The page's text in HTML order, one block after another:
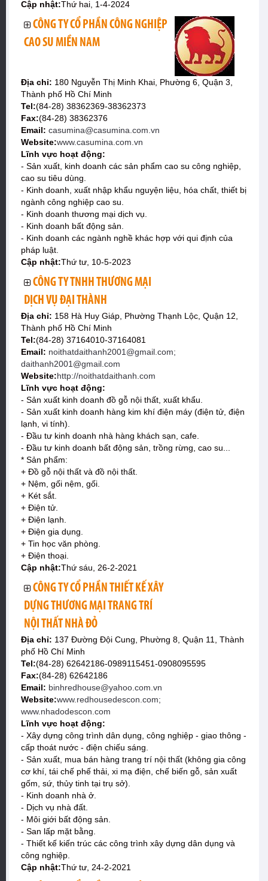
Cập nhật:Thứ hai, 1-4-2024
CÔNG TY CỔ PHẦN CÔNG NGHIỆP
CAO SU MIỀN NAM
Địa chỉ: 180 Nguyễn Thị Minh Khai, Phường 6, Quận 3,
Thành phố Hồ Chí Minh
Tel:(84-28) 38362369-38362373
Fax:(84-28) 38362376
Email: casumina@casumina.com.vn
Website:www.casumina.com.vn
Lĩnh vực hoạt động:
- Sản xuất, kinh doanh các sản phẩm cao su công nghiệp,
cao su tiêu dùng.
- Kinh doanh, xuất nhập khẩu nguyện liệu, hóa chất, thiết bị
ngành công nghiệp cao su.
- Kinh doanh thương mại dịch vụ.
- Kinh doanh bất động sản.
- Kinh doanh các ngành nghề khác hợp với qui định của
pháp luật.
Cập nhật:Thứ tư, 10-5-2023
CÔNG TY TNHH THƯƠNG MẠI
DỊCH VỤ ĐẠI THÀNH
Địa chỉ: 158 Hà Huy Giáp, Phường Thạnh Lộc, Quận 12,
Thành phố Hồ Chí Minh
Tel:(84-28) 37164010-37164081
Email: noithatdaithanh2001@gmail.com;
daithanh2001@gmail.com
Website:http://noithatdaithanh.com
Lĩnh vực hoạt động:
- Sản xuất kinh doanh đồ gỗ nội thất, xuất khẩu.
- Sản xuất kinh doanh hàng kim khí điện máy (điện tử, điện
lạnh, vi tính).
- Đầu tư kinh doanh nhà hàng khách sạn, cafe.
- Đầu tư kinh doanh bất động sản, trồng rừng, cao su...
* Sản phẩm:
+ Đồ gỗ nội thất và đồ nội thất.
+ Nệm, gối nệm, gối.
+ Két sắt.
+ Điện tử.
+ Điện lạnh.
+ Điện gia dụng.
+ Tin học văn phòng.
+ Điện thoại.
Cập nhật:Thứ sáu, 26-2-2021
CÔNG TY CỔ PHẦN THIẾT KẾ XÂY
DỰNG THƯƠNG MẠI TRANG TRÍ
NỘI THẤT NHÀ ĐỎ
Địa chỉ: 137 Đường Đội Cung, Phường 8, Quận 11, Thành
phố Hồ Chí Minh
Tel:(84-28) 62642186-0989115451-0908095595
Fax:(84-28) 62642186
Email: binhredhouse@yahoo.com.vn
Website:www.redhousedescon.com;
www.nhadodescon.com
Lĩnh vực hoạt động:
- Xây dựng công trình dân dụng, công nghiệp - giao thông -
cấp thoát nước - điện chiếu sáng.
- Sản xuất, mua bán hàng trang trí nội thất (không gia công
cơ khí, tái chế phế thải, xi mạ điện, chế biến gỗ, sản xuất
gốm, sứ, thủy tinh tại trụ sở).
- Kinh doanh nhà ở.
- Dịch vụ nhà đất.
- Môi giới bất động sản.
- San lấp mặt bằng.
- Thiết kế kiến trúc các công trình xây dựng dân dụng và
công nghiệp.
Cập nhật:Thứ tư, 24-2-2021